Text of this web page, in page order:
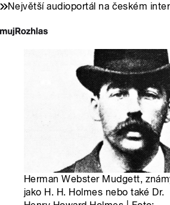
Největší audioportál na českém
Herman Webster Mudgett,
jako H. H. Holmes nebo také Dr.